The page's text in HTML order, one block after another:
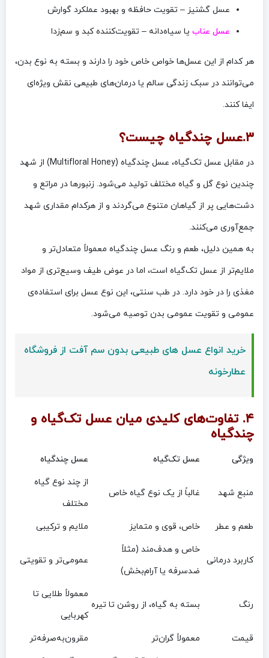
عسل گشنیز – تقویت حافظه و بهبود عملکرد گوارش
عسل عناب یا سیاه‌دانه – تقویت‌کننده کبد و سم‌زدا
هر کدام از این عسل‌ها خواص خاص خود را دارند و بسته به نوع بدن،
می‌توانند در سبک زندگی سالم یا درمان‌های طبیعی نقش ویژه‌ای
ایفا کنند.
۳.عسل چندگیاه چیست؟
در مقابل عسل تک‌گیاه، عسل چندگیاه (Multifloral Honey) از شهد
چندین نوع گل و گیاه مختلف تولید می‌شود. زنبورها در مراتع و
دشت‌هایی پر از گیاهان متنوع می‌گردند و از هرکدام مقداری شهد
جمع‌آوری می‌کنند.
به همین دلیل، طعم و رنگ عسل چندگیاه معمولاً متعادل‌تر و
ملایم‌تر از عسل تک‌گیاه است، اما در عوض طیف وسیع‌تری از مواد
مغذی را در خود دارد. در طب سنتی، این نوع عسل برای استفاده‌ی
عمومی و تقویت عمومی بدن توصیه می‌شود.
خرید انواع عسل های طبیعی بدون سم آفت از فروشگاه
عطارخونه
۴. تفاوت‌های کلیدی میان عسل تک‌گیاه و
چندگیاه
ویژگی عسل تک‌گیاه عسل چندگیاه
منبع شهد غالباً از یک نوع گیاه خاص
از چند نوع گیاه
مختلف
طعم و عطر
خاص، قوی و متمایز ملایم و ترکیبی
کاربرد درمانی
خاص و هدف‌مند (مثلاً
ضدسرفه یا آرام‌بخش)
عمومی‌تر و تقویتی
رنگ بسته به گیاه، از روشن تا تیره
معمولاً طلایی تا
کهربایی
قیمت
معمولاً گران‌تر
مقرون‌به‌صرفه‌تر